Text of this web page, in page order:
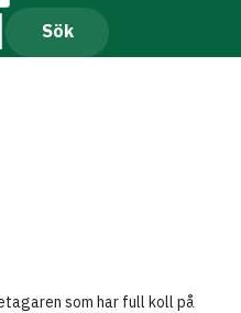
som har full koll på